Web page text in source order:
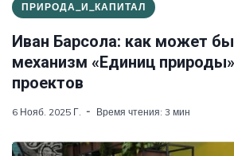
ПРИРОДА_И_КАПИТАЛ
Иван Барсола: как может
механизм «Единиц
проектов
6 Нояб. 2025 Г. Время чтения: 3 мин